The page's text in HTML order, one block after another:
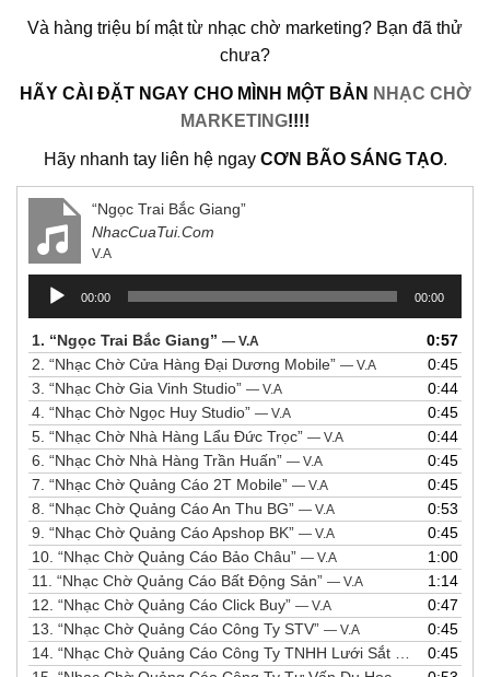
Và hàng triệu bí mật từ nhạc chờ marketing? Bạn đã thử
chưa?
HÃY CÀI ĐẶT NGAY CHO MÌNH MỘT BẢN NHẠC CHỜ
MARKETING!!!!
Hãy nhanh tay liên hệ ngay CƠN BÃO SÁNG TẠO.
“Ngọc Trai Bắc Giang”
NhacCuaTui.Com
V.A
Trình
chơi
00:00 00:00
1. “Ngọc Trai Bắc Giang” — V.A
0:57
2. “Nhạc Chờ Cửa Hàng Đại Dương Mobile” — V.A
0:45
3. “Nhạc Chờ Gia Vinh Studio” — V.A
0:44
4. “Nhạc Chờ Ngọc Huy Studio” — V.A
0:45
5. “Nhạc Chờ Nhà Hàng Lẩu Đức Trọc” — V.A
0:44
6. “Nhạc Chờ Nhà Hàng Trần Huấn” — V.A
0:45
7. “Nhạc Chờ Quảng Cáo 2T Mobile” — V.A
0:45
8. “Nhạc Chờ Quảng Cáo An Thu BG” — V.A
0:53
9. “Nhạc Chờ Quảng Cáo Apshop BK” — V.A
0:45
10. “Nhạc Chờ Quảng Cáo Bảo Châu” — V.A
1:00
11. “Nhạc Chờ Quảng Cáo Bất Động Sản” — V.A
1:14
12. “Nhạc Chờ Quảng Cáo Click Buy” — V.A
0:47
13. “Nhạc Chờ Quảng Cáo Công Ty STV” — V.A
0:45
14. “Nhạc Chờ Quảng Cáo Công Ty TNHH Lưới Sắt Thiên Hà”
0:45